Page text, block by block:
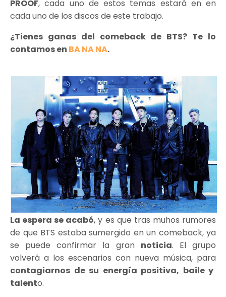
PROOF, cada uno de estos temas estará en en
cada uno de los discos de este trabajo.
¿Tienes ganas del comeback de BTS? Te lo
contamos en BA NA NA.
La espera se acabó, y es que tras muhos rumores
de que BTS estaba sumergido en un comeback, ya
se puede confirmar la gran noticia. El grupo
volverá a los escenarios con nueva música, para
contagiarnos de su energía positiva, baile y
talento.